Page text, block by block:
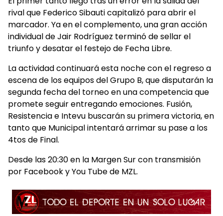
rival que Federico Sibauti capitalizó para abrir el
marcador. Ya en el complemento, una gran acción
individual de Jair Rodríguez terminó de sellar el
triunfo y desatar el festejo de Fecha Libre.
La actividad continuará esta noche con el regreso a
escena de los equipos del Grupo B, que disputarán la
segunda fecha del torneo en una competencia que
promete seguir entregando emociones. Fusión,
Resistencia e Intevu buscarán su primera victoria, en
tanto que Municipal intentará arrimar su pase a los
4tos de Final.
Desde las 20:30 en la Margen Sur con transmisión
por Facebook y You Tube de MZL.